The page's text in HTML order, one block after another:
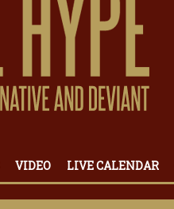
VIDEO LIVE CALENDAR